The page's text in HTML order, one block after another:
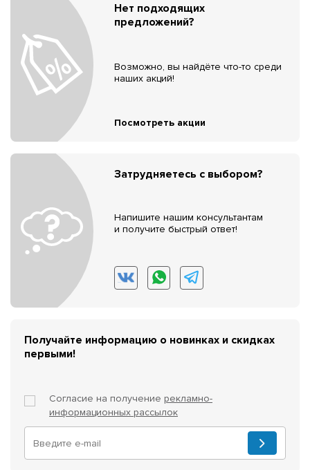
Нет подходящих
предложений?
Возможно, вы найдёте что-то среди
наших акций!
Посмотреть акции
Затрудняетесь с выбором?
Напишите нашим консультантам
и получите быстрый ответ!
Получайте информацию о новинках и скидках
первыми!
Согласие на получение рекламно-
информационных рассылок